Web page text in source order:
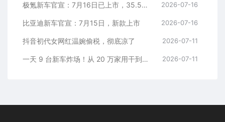
极氪新车官宣：7月16日已上市，35.5万元起 2026-07-16
比亚迪新车官宣：7月15日，新款上市 2026-07-16
抖音初代女网红温婉偷税，彻底凉了 2026-07-11
一天 9 台新车炸场！从 20 万家用干到千万超跑，全价位全覆盖 2026-07-11